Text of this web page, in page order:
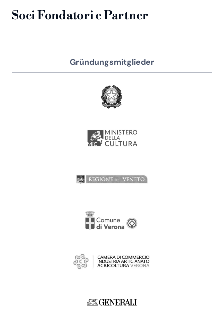
Soci Fondatori e Partner
Gründungsmitglieder